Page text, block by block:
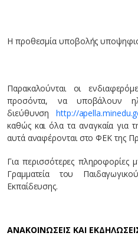
Η προθεσμία υποβολής
Παρακαλούνται οι
προσόντα, να υποβάλουν
διεύθυνσηhttp://
καθώς και όλα τα αναγκαία για
αυτά αναφέρονται στο ΦΕΚ της
Για περισσότερες
Γραμματεία του
Εκπαίδευσης.
AΝΑΚΟΙΝΩΣΕΙΣ ΚΑΙ